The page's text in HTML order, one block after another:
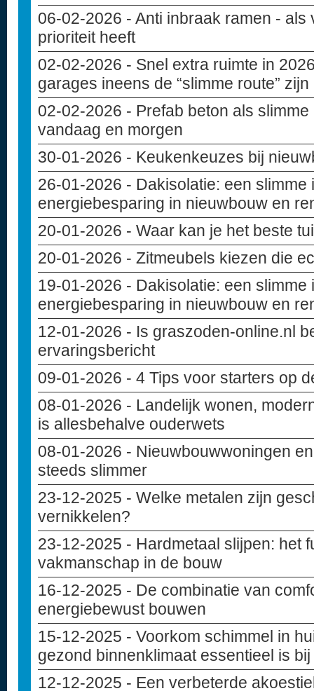
06-02-2026 - Anti inbraak ramen -
prioriteit heeft
02-02-2026 - Snel extra ruimte in
garages ineens de “slimme route” zijn
02-02-2026 - Prefab beton als
vandaag en morgen
30-01-2026 - Keukenkeuzes bij
26-01-2026 - Dakisolatie: een
energiebesparing in nieuwbouw en
20-01-2026 - Waar kan je het beste
20-01-2026 - Zitmeubels kiezen die
19-01-2026 - Dakisolatie: een
energiebesparing in nieuwbouw en
12-01-2026 - Is graszoden-online.nl
ervaringsbericht
09-01-2026 - 4 Tips voor starters op
08-01-2026 - Landelijk wonen,
is allesbehalve ouderwets
08-01-2026 - Nieuwbouwwoningen
steeds slimmer
23-12-2025 - Welke metalen zijn
vernikkelen?
23-12-2025 - Hardmetaal slijpen: het
vakmanschap in de bouw
16-12-2025 - De combinatie van
energiebewust bouwen
15-12-2025 - Voorkom schimmel in
gezond binnenklimaat essentieel is
12-12-2025 - Een verbeterde